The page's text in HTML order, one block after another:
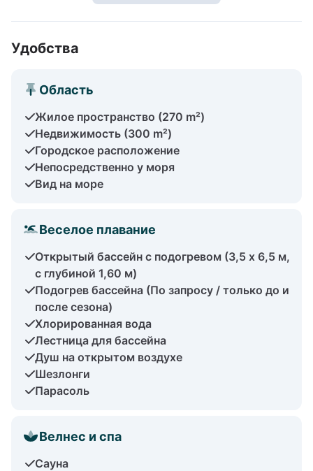
Удобства
Область
Жилое пространство (270 m²)
Недвижимость (300 m²)
Городское расположение
Непосредственно у моря
Вид на море
Веселое плавание
Открытый бассейн с подогревом (3,5 x 6,5 м,
с глубиной 1,60 м)
Подогрев бассейна (По запросу / только до и
после сезона)
Хлорированная вода
Лестница для бассейна
Душ на открытом воздухе
Шезлонги
Парасоль
Велнес и спа
Сауна